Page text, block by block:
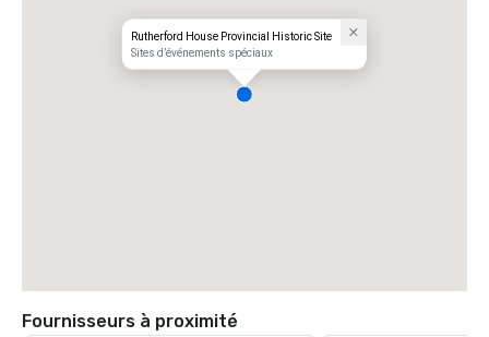
Rutherford House Provincial Historic Site
Sites d’événements spéciaux
Fournisseurs à proximité